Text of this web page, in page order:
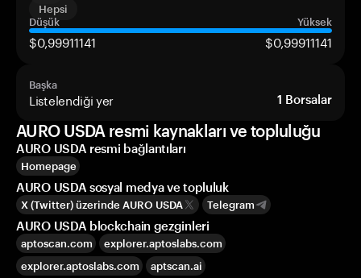
Hepsi
Düşük
Yüksek
$0,99911141 $0,99911141
Başka
Listelendiği yer 1 Borsalar
AURO USDA resmi kaynakları ve topluluğu
AURO USDA resmi bağlantıları
Homepage
AURO USDA sosyal medya ve topluluk
X (Twitter) üzerinde AURO USDA Telegram
AURO USDA blockchain gezginleri
aptoscan.com
explorer.aptoslabs.com
explorer.aptoslabs.com
aptscan.ai